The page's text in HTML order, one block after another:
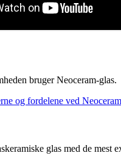
bruger Neoceram-glas.
og fordelene ved
glas med de mest